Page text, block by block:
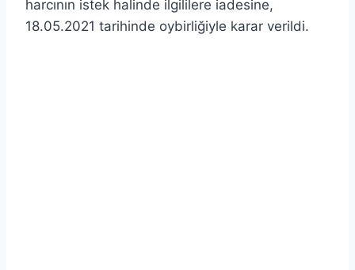
harcının istek halinde ilgililere iadesine,
18.05.2021 tarihinde oybirliğiyle karar verildi.